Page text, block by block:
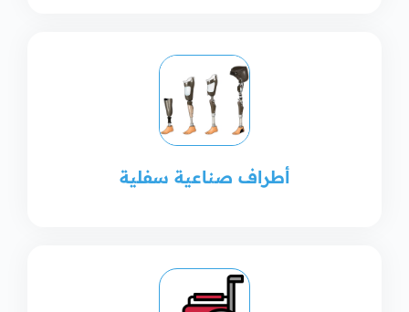
أطراف صناعية سفلية